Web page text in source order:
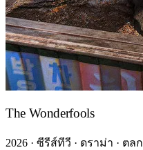
The Wonderfools
2026 · ซีรีส์ทีวี · ดราม่า · ตลก